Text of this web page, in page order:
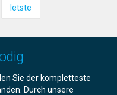
letste
Sie der kompletteste
Durch unsere